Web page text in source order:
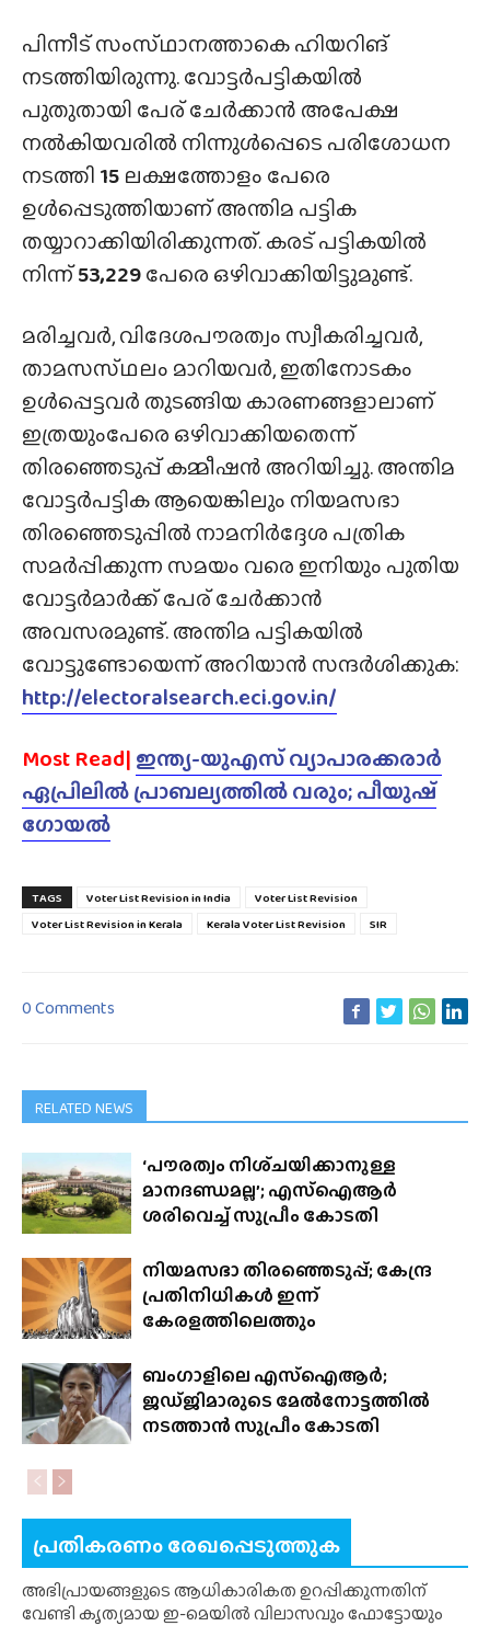
പിന്നീട് സംസ്‌ഥാനത്താകെ ഹിയറിങ്
നടത്തിയിരുന്നു. വോട്ടർപട്ടികയിൽ
പുതുതായി പേര് ചേർക്കാൻ അപേക്ഷ
നൽകിയവരിൽ നിന്നുൾപ്പെടെ പരിശോധന
നടത്തി 15 ലക്ഷത്തോളം പേരെ
ഉൾപ്പെടുത്തിയാണ് അന്തിമ പട്ടിക
തയ്യാറാക്കിയിരിക്കുന്നത്. കരട് പട്ടികയിൽ
നിന്ന്53,229പേരെ ഒഴിവാക്കിയിട്ടുമുണ്ട്.
മരിച്ചവർ, വിദേശപൗരത്വം സ്വീകരിച്ചവർ,
താമസസ്‌ഥലം മാറിയവർ, ഇതിനോടകം
ഉൾപ്പെട്ടവർ തുടങ്ങിയ കാരണങ്ങളാലാണ്
ഇത്രയുംപേരെ ഒഴിവാക്കിയതെന്ന്
തിരഞ്ഞെടുപ്പ് കമ്മീഷൻ അറിയിച്ചു. അന്തിമ
വോട്ടർപട്ടിക ആയെങ്കിലും നിയമസഭാ
തിരഞ്ഞെടുപ്പിൽ നാമനിർദ്ദേശ പത്രിക
സമർപ്പിക്കുന്ന സമയം വരെ ഇനിയും പുതിയ
വോട്ടർമാർക്ക് പേര് ചേർക്കാൻ
അവസരമുണ്ട്. അന്തിമ പട്ടികയിൽ
വോട്ടുണ്ടോയെന്ന് അറിയാൻ സന്ദർശിക്കുക:
http://electoralsearch.eci.gov.in/
Most Read| ഇന്ത്യ-യുഎസ് വ്യാപാരക്കരാർ
ഏപ്രിലിൽ പ്രാബല്യത്തിൽ വരും; പീയുഷ്
ഗോയൽ
TAGS Voter List Revision in India
Voter List Revision
Voter List Revision in Kerala
Kerala Voter List Revision SIR
0 Comments
RELATED NEWS
‘പൗരത്വം നിശ്‌ചയിക്കാനുള്ള
മാനദണ്ഡമല്ല’; എസ്‌ഐആർ
ശരിവെച്ച് സുപ്രീം കോടതി
നിയമസഭാ തിരഞ്ഞെടുപ്പ്; കേന്ദ്ര
പ്രതിനിധികൾ ഇന്ന്
കേരളത്തിലെത്തും
ബംഗാളിലെ എസ്‌ഐആർ;
ജഡ്‌ജിമാരുടെ മേൽനോട്ടത്തിൽ
നടത്താൻ സുപ്രീം കോടതി
പ്രതികരണം രേഖപ്പെടുത്തുക
അഭിപ്രായങ്ങളുടെ ആധികാരികത ഉറപ്പിക്കുന്നതിന്
വേണ്ടി കൃത്യമായ ഇ-മെയിൽ വിലാസവും ഫോട്ടോയും